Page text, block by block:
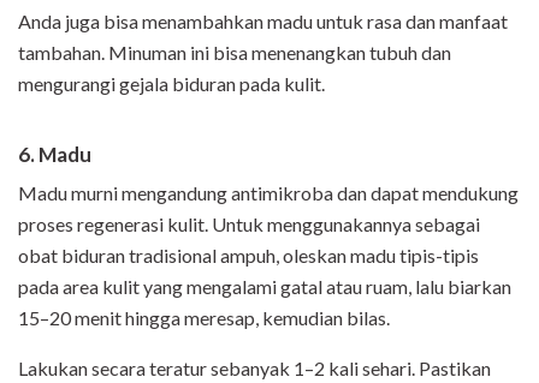
Anda juga bisa menambahkan madu untuk rasa dan manfaat
tambahan. Minuman ini bisa menenangkan tubuh dan
mengurangi gejala biduran pada kulit.
6. Madu
Madu murni mengandung antimikroba dan dapat mendukung
proses regenerasi kulit. Untuk menggunakannya sebagai
obat biduran tradisional ampuh, oleskan madu tipis-tipis
pada area kulit yang mengalami gatal atau ruam, lalu biarkan
15–20 menit hingga meresap, kemudian bilas.
Lakukan secara teratur sebanyak 1–2 kali sehari. Pastikan